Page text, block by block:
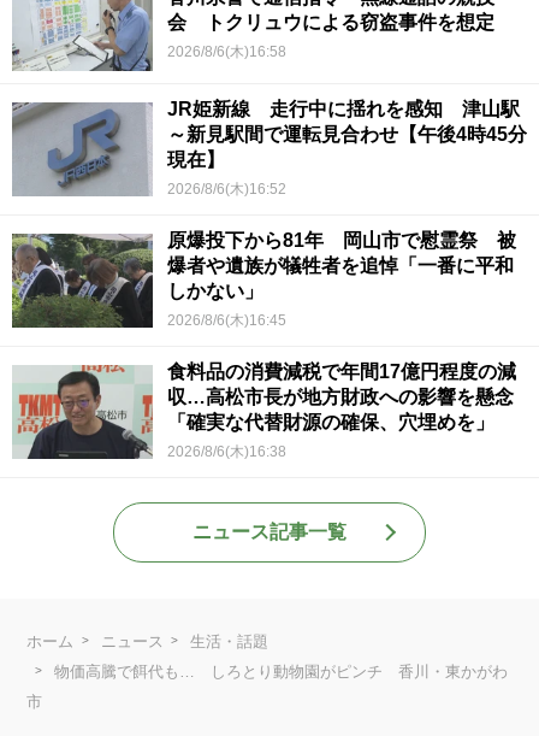
会 トクリュウによる窃盗事件を想定
2026/8/6(木)16:58
JR姫新線 走行中に揺れを感知 津山駅
～新見駅間で運転見合わせ【午後4時45分
現在】
2026/8/6(木)16:52
原爆投下から81年 岡山市で慰霊祭 被
爆者や遺族が犠牲者を追悼「一番に平和
しかない」
2026/8/6(木)16:45
食料品の消費減税で年間17億円程度の減
収…高松市長が地方財政への影響を懸念
「確実な代替財源の確保、穴埋めを」
2026/8/6(木)16:38
ニュース記事一覧
ホーム ニュース
生活・話題
物価高騰で餌代も… しろとり動物園がピンチ 香川・東かがわ
市